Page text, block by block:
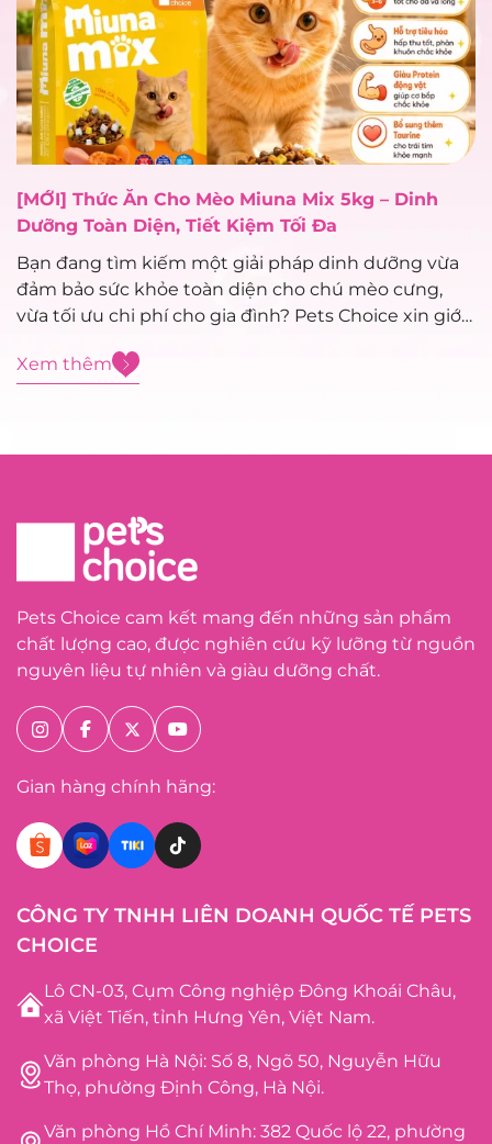
[MỚI] Thức Ăn Cho Mèo Miuna Mix 5kg – Dinh
Dưỡng Toàn Diện, Tiết Kiệm Tối Đa
Bạn đang tìm kiếm một giải pháp dinh dưỡng vừa
đảm bảo sức khỏe toàn diện cho chú mèo cưng,
vừa tối ưu chi phí cho gia đình? Pets Choice xin giới
cho mèo Miuna Mix 5kg – dòng...
Xem thêm
Pets Choice cam kết mang đến những sản phẩm
chất lượng cao, được nghiên cứu kỹ lưỡng từ nguồn
nguyên liệu tự nhiên và giàu dưỡng chất.
Gian hàng chính hãng:
CÔNG TY TNHH LIÊN DOANH QUỐC TẾ PETS
CHOICE
Lô CN-03, Cụm Công nghiệp Đông Khoái Châu,
xã Việt Tiến, tỉnh Hưng Yên, Việt Nam.
Văn phòng Hà Nội: Số 8, Ngõ 50, Nguyễn Hữu
Thọ, phường Định Công, Hà Nội.
Văn phòng Hồ Chí Minh: 382 Quốc lộ 22, phường